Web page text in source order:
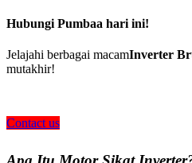
Hubungi Pumbaa hari ini!
Jelajahi berbagai macamInverter
mutakhir!
Contact us